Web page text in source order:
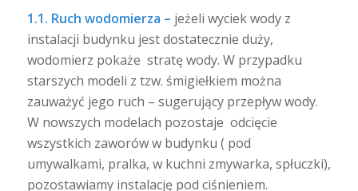
1.1. Ruch wodomierza – jeżeli wyciek wody z
instalacji budynku jest dostatecznie duży,
wodomierz pokaże stratę wody. W przypadku
starszych modeli z tzw. śmigiełkiem można
zauważyć jego ruch – sugerujący przepływ wody.
W nowszych modelach pozostaje odcięcie
wszystkich zaworów w budynku ( pod
umywalkami, pralka, w kuchni zmywarka, spłuczki),
pozostawiamy instalację pod ciśnieniem.